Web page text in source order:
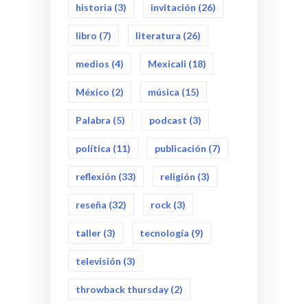
historia (3) invitación (26)
libro (7) literatura (26)
medios (4) Mexicali (18)
México (2) música (15)
Palabra (5) podcast (3)
política (11) publicación (7)
reflexión (33) religión (3)
reseña (32) rock (3)
taller (3) tecnología (9)
televisión (3)
throwback thursday(2)